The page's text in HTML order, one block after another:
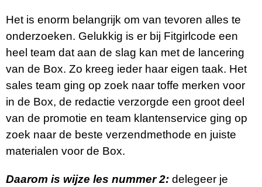
Het is enorm belangrijk om van tevoren alles te
onderzoeken. Gelukkig is er bij Fitgirlcode een
heel team dat aan de slag kan met de lancering
van de Box. Zo kreeg ieder haar eigen taak. Het
sales team ging op zoek naar toffe merken voor
in de Box, de redactie verzorgde een groot deel
van de promotie en team klantenservice ging op
zoek naar de beste verzendmethode en juiste
materialen voor de Box.
Daarom is wijze les nummer 2: delegeer je